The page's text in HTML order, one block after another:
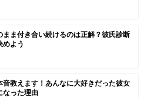
まま付き合い続けるのは正解？彼氏診断
めよう
音教えます！あんなに大好きだった彼女
なった理由